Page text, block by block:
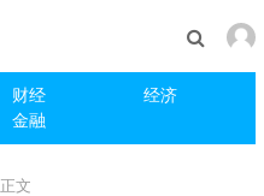
财经
经济
金融
正文